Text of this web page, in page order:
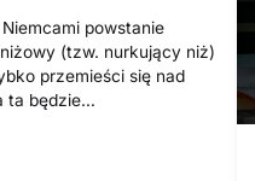
powstanie
(tzw. nurkujący niż)
przemieści się nad
ta będzie…